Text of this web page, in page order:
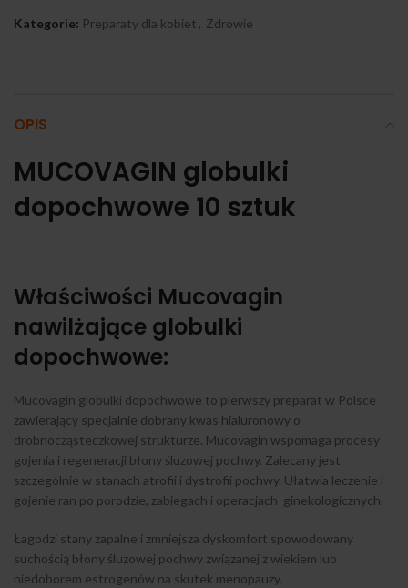
Kategorie: Preparaty dla kobiet Zdrowie
OPIS
MUCOVAGIN globulki
dopochwowe 10 sztuk
Właściwości Mucovagin
nawilżające globulki
dopochwowe:
Mucovagin globulki dopochwowe to pierwszy preparat w Polsce
zawierający specjalnie dobrany kwas hialuronowy o
drobnocząsteczkowej strukturze. Mucovagin wspomaga procesy
gojenia i regeneracji błony śluzowej pochwy. Zalecany jest
szczególnie w stanach atrofii i dystrofii pochwy. Ułatwia leczenie i
gojenie ran po porodzie, zabiegach i operacjach ginekologicznych.
Łagodzi stany zapalne i zmniejsza dyskomfort spowodowany
suchością błony śluzowej pochwy związanej z wiekiem lub
niedoborem estrogenów na skutek menopauzy.